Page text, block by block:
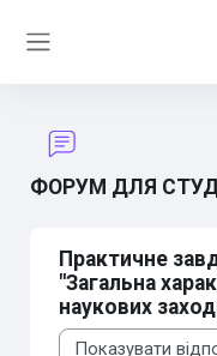
ФОРУМ ДЛЯ
Практичне
"Загальна
наукових
Тип показу